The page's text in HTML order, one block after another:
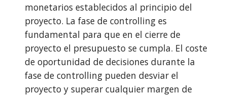
monetarios establecidos al principio del
proyecto. La fase de controlling es
fundamental para que en el cierre de
proyecto el presupuesto se cumpla. El coste
de oportunidad de decisiones durante la
fase de controlling pueden desviar el
proyecto y superar cualquier margen de